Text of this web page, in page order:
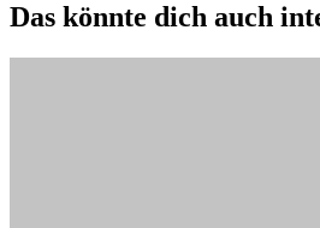
Das könnte dich auch